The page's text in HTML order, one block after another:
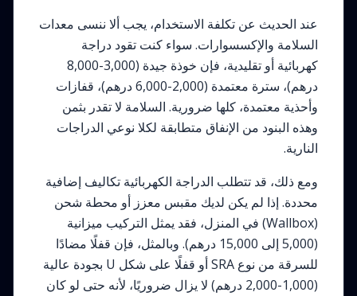
عند الحديث عن تكلفة الاستخدام، يجب ألا ننسى معدات
السلامة والإكسسوارات. سواء كنت تقود دراجة
كهربائية أو تقليدية، فإن خوذة جيدة (3,000-8,000
درهم)، سترة معتمدة (2,000-6,000 درهم)، قفازات
وأحذية معتمدة، كلها ضرورية. السلامة لا تقدر بثمن
وهذه البنود من الإنفاق متطابقة لكلا نوعي الدراجات
النارية.
ومع ذلك، قد تتطلب الدراجة الكهربائية تكاليف إضافية
محددة. إذا لم يكن لديك مقبس معزز أو محطة شحن
(Wallbox) في المنزل، فقد يمثل التركيب ميزانية
(5,000 إلى 15,000 درهم). وبالمثل، فإن قفلًا مضادًا
للسرقة من نوع SRA أو قفلًا على شكل U بجودة عالية
(1,000-2,000 درهم) لا يزال ضروريًا، لأنه حتى لو كان